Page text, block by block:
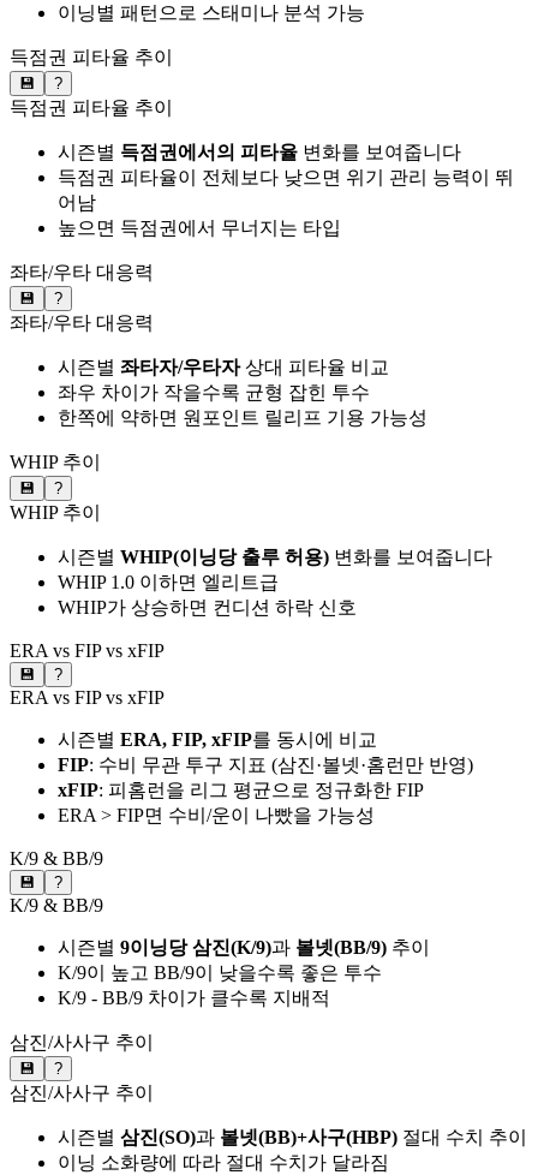
이닝별 패턴으로 스태미나 분석 가능
득점권 피타율 추이
💾 ?
득점권 피타율 추이
시즌별 득점권에서의 피타율 변화를 보여줍니다
득점권 피타율이 전체보다 낮으면 위기 관리 능력이 뛰
어남
높으면 득점권에서 무너지는 타입
좌타/우타 대응력
💾 ?
좌타/우타 대응력
시즌별 좌타자/우타자상대 피타율 비교
좌우 차이가 작을수록 균형 잡힌 투수
한쪽에 약하면 원포인트 릴리프 기용 가능성
WHIP 추이
💾 ?
WHIP 추이
시즌별 WHIP(이닝당 출루 허용) 변화를 보여줍니다
WHIP 1.0 이하면 엘리트급
WHIP가 상승하면 컨디션 하락 신호
ERA vs FIP vs xFIP
💾 ?
ERA vs FIP vs xFIP
시즌별 ERA, FIP, xFIP를 동시에 비교
FIP: 수비 무관 투구 지표 (삼진·볼넷·홈런만 반영)
xFIP: 피홈런을 리그 평균으로 정규화한 FIP
ERA > FIP면 수비/운이 나빴을 가능성
K/9 & BB/9
💾 ?
K/9 & BB/9
시즌별 9이닝당 삼진(K/9)과 볼넷(BB/9) 추이
K/9이 높고 BB/9이 낮을수록 좋은 투수
K/9 - BB/9 차이가 클수록 지배적
삼진/사사구 추이
💾 ?
삼진/사사구 추이
시즌별 삼진(SO)과 볼넷(BB)+사구(HBP) 절대 수치 추이
이닝 소화량에 따라 절대 수치가 달라짐